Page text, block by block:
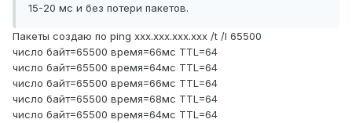
15-20 мс и без потери пакетов.
Пакеты создаю по ping xxx.xxx.xxx.xxx /t /l 65500
число байт=65500 время=66мс TTL=64
число байт=65500 время=64мс TTL=64
число байт=65500 время=66мс TTL=64
число байт=65500 время=68мс TTL=64
число байт=65500 время=64мс TTL=64